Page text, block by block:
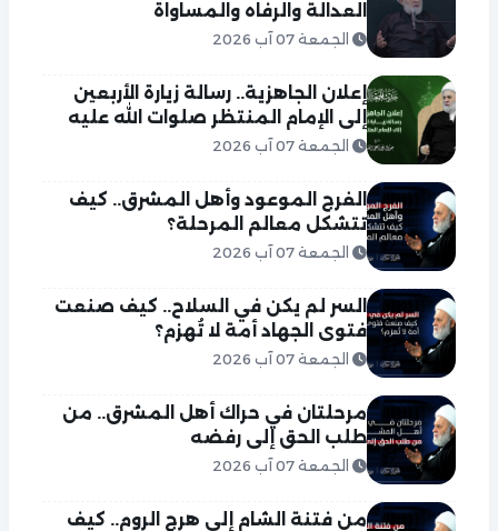
العدالة والرفاه والمساواة
الجمعة 07 آب 2026
إعلان الجاهزية.. رسالة زيارة الأربعين
إلى الإمام المنتظر صلوات الله عليه
الجمعة 07 آب 2026
الفرج الموعود وأهل المشرق.. كيف
تتشكل معالم المرحلة؟
الجمعة 07 آب 2026
السر لم يكن في السلاح.. كيف صنعت
فتوى الجهاد أمة لا تُهزم؟
الجمعة 07 آب 2026
مرحلتان في حراك أهل المشرق.. من
طلب الحق إلى رفضه
الجمعة 07 آب 2026
من فتنة الشام إلى هرج الروم.. كيف